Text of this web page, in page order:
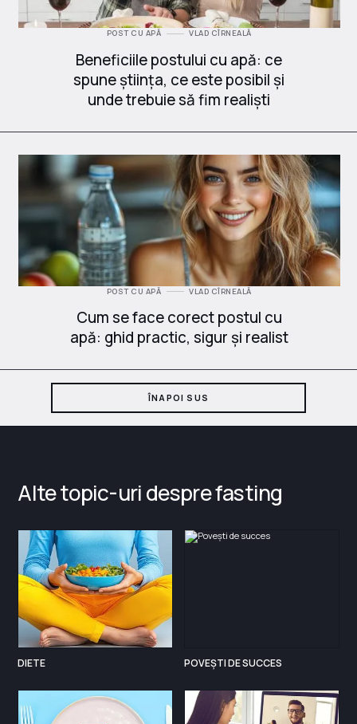
POST CU APĂ VLAD CÎRNEALĂ
Beneficiile postului cu apă: ce
spune știința, ce este posibil și
unde trebuie să fim realiști
POST CU APĂ VLAD CÎRNEALĂ
Cum se face corect postul cu
apă: ghid practic, sigur și realist
ÎNAPOI SUS
Alte topic-uri despre fasting
DIETE POVEȘTI DE SUCCES